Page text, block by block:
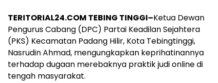
TERITORIAL24.COM TEBING TINGGI–Ketua Dewan
Pengurus Cabang (DPC) Partai Keadilan Sejahtera
(PKS) Kecamatan Padang Hilir, Kota Tebingtinggi,
Nasrudin Ahmad, mengungkapkan keprihatinannya
terhadap dugaan merebaknya praktik judi online di
tengah masyarakat.